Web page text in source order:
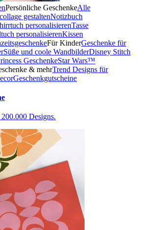
Persönliche GeschenkeAlle
gestaltenNotizbuch
personalisierenTasse
personalisierenKissen
Für KinderGeschenke für
Süße und coole WandbilderDisney Stitch
GeschenkeStar Wars™
& mehrTrend Designs für
Geschenkgutscheine
Designs.